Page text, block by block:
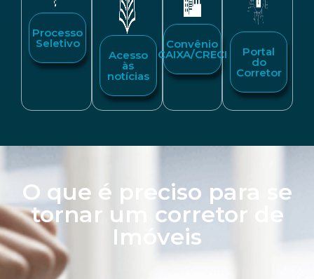
Processo
Seletivo
Acesso
às
notícias
Convênio
CAIXA/CRECI Portal
do
Corretor
O que é preciso para se
tornar um corretor de
Imóveis